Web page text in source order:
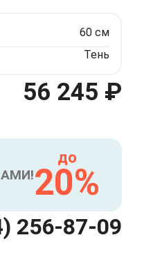
60 см
Тень
56 245 ₽
до
20%
256-87-09